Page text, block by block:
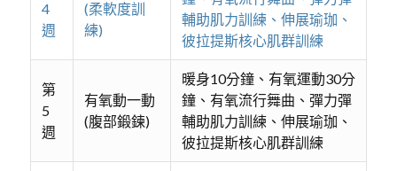
4
週
(柔軟度訓
練)
輔助肌力訓練、伸展瑜珈、
彼拉提斯核心肌群訓練
第
5
週
有氧動一動
(腹部鍛鍊)
暖身10分鐘、有氧運動30分
鐘、有氧流行舞曲、彈力彈
輔助肌力訓練、伸展瑜珈、
彼拉提斯核心肌群訓練